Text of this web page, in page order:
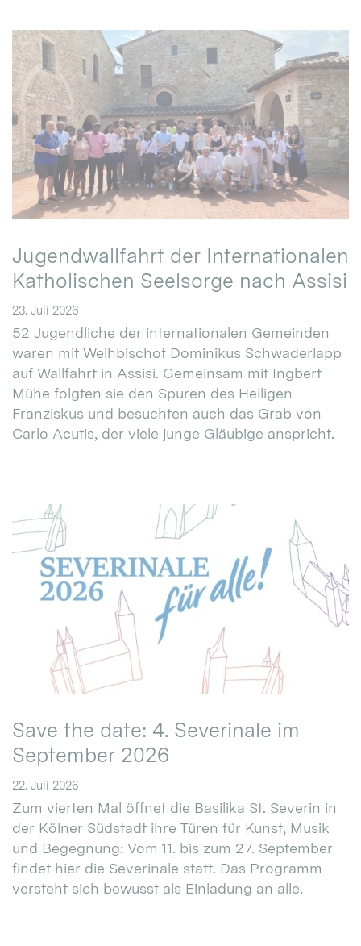
Jugendwallfahrt der Internationalen
Katholischen Seelsorge nach Assisi
23. Juli 2026
52 Jugendliche der internationalen Gemeinden
waren mit Weihbischof Dominikus Schwaderlapp
auf Wallfahrt in Assisi. Gemeinsam mit Ingbert
Mühe folgten sie den Spuren des Heiligen
Franziskus und besuchten auch das Grab von
Carlo Acutis, der viele junge Gläubige anspricht.
Save the date: 4. Severinale im
September 2026
22. Juli 2026
Zum vierten Mal öffnet die Basilika St. Severin in
der Kölner Südstadt ihre Türen für Kunst, Musik
und Begegnung: Vom 11. bis zum 27. September
findet hier die Severinale statt. Das Programm
versteht sich bewusst als Einladung an alle.